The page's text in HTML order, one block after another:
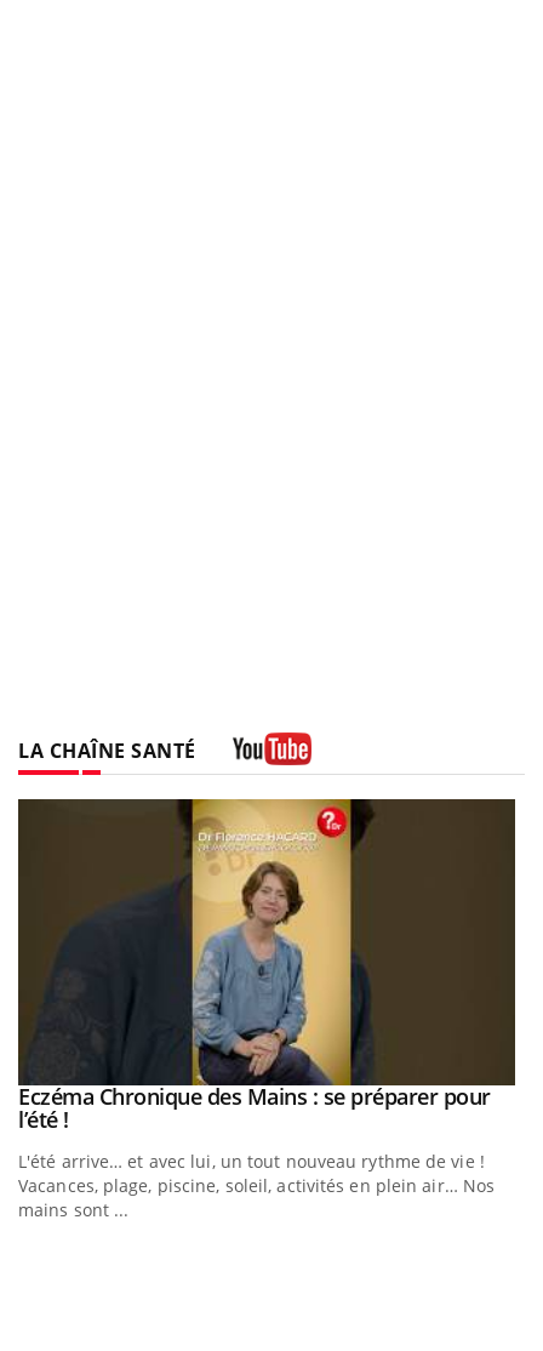
LA CHAÎNE SANTÉ
Youtube
Eczéma Chronique des Mains : se préparer pour
l’été !Youtube
L'été arrive… et avec lui, un tout nouveau rythme de vie !
Vacances, plage, piscine, soleil, activités en plein air… Nos
mains sont ...